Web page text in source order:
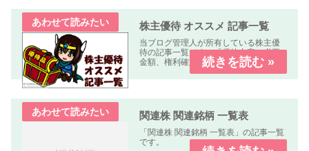
株主優待 オススメ 記事一覧
当ブログ管理人が所有している株主優
待の記事一覧です。「優待内容、必要
金額、権利確定日、優待到着日、使用
期限、優待利回り、配当利回り、オス
スメ度」などについて解説します。
関連株 関連銘柄 一覧表
「関連株 関連銘柄 一覧表」の記事一覧
です。